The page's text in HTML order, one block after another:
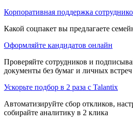
Корпоративная поддержка
Какой соцпакет вы предлагаете
Оформляйте кандидатов онлайн
Проверяйте сотрудников и
документы без бумаг и личных встреч
Ускорьте подбор в 2 раза с Talantix
Автоматизируйте сбор откликов,
собирайте аналитику в 2 клика